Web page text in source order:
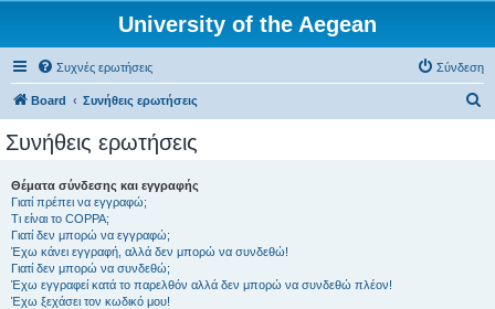
University of the Aegean
Συχνές ερωτήσεις Σύνδεση
Board Συνήθεις ερωτήσεις
Συνήθεις ερωτήσεις
Θέματα σύνδεσης και εγγραφής
Γιατί πρέπει να εγγραφώ;
Τι είναι το COPPA;
Γιατί δεν μπορώ να εγγραφώ;
Έχω κάνει εγγραφή, αλλά δεν μπορώ να συνδεθώ!
Γιατί δεν μπορώ να συνδεθώ;
Έχω εγγραφεί κατά το παρελθόν αλλά δεν μπορώ να συνδεθώ πλέον!
Έχω ξεχάσει τον κωδικό μου!